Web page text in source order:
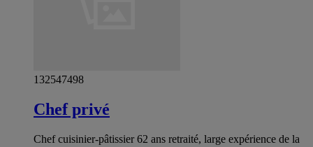
132547498
Chef privé
Chef cuisinier-pâtissier 62 ans retraité, large expérience de la